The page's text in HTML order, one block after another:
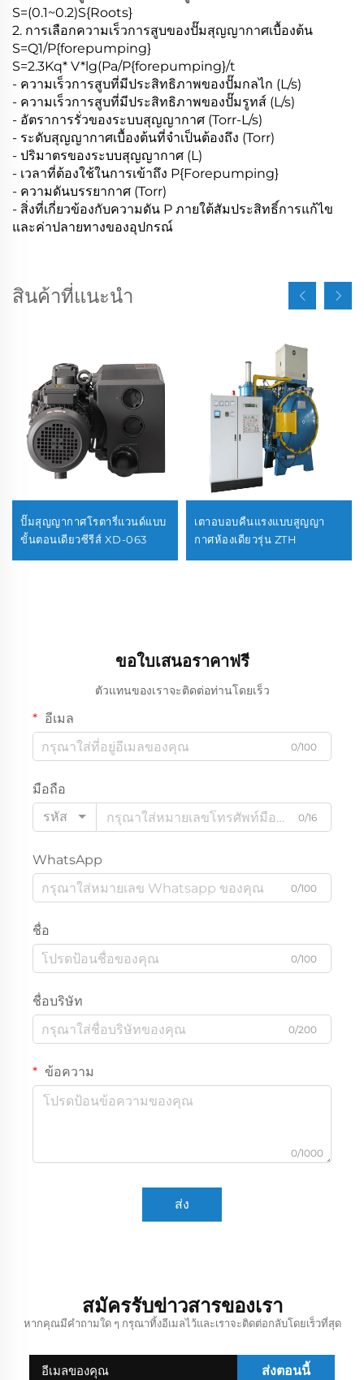
S=(0.1~0.2)S{Roots}
2. การเลือกความเร็วการสูบของปั๊มสุญญากาศเบื้องต้น
S=Q1/P{forepumping}
S=2.3Kq* V*lg(Pa/P{forepumping}/t
- ความเร็วการสูบที่มีประสิทธิภาพของปั๊มกลไก (L/s)
- ความเร็วการสูบที่มีประสิทธิภาพของปั๊มรูทส์ (L/s)
- อัตราการรั่วของระบบสุญญากาศ (Torr-L/s)
- ระดับสุญญากาศเบื้องต้นที่จำเป็นต้องถึง (Torr)
- ปริมาตรของระบบสุญญากาศ (L)
- เวลาที่ต้องใช้ในการเข้าถึง P{Forepumping}
- ความดันบรรยากาศ (Torr)
- สิ่งที่เกี่ยวข้องกับความดัน P ภายใต้สัมประสิทธิ์การแก้ไข
และค่าปลายทางของอุปกรณ์
สินค้าที่แนะนำ
ปั๊มสุญญากาศโรตารี่แวนด์แบบ
ขั้นตอนเดียวซีรีส์ XD-063
เตาอบอบคืนแรงแบบสูญญา
กาศห้องเดียวรุ่น ZTH
ขอใบเสนอราคาฟรี
ตัวแทนของเราจะติดต่อท่านโดยเร็ว
อีเมล
0/100
มือถือ
รหัส
0/16
WhatsApp
0/100
ชื่อ
0/100
ชื่อบริษัท
0/200
ข้อความ
0/1000
ส่ง
สมัครรับข่าวสารของเรา
หากคุณมีคำถามใด ๆ กรุณาทิ้งอีเมลไว้และเราจะติดต่อกลับโดยเร็วที่สุด
ส่งตอนนี้